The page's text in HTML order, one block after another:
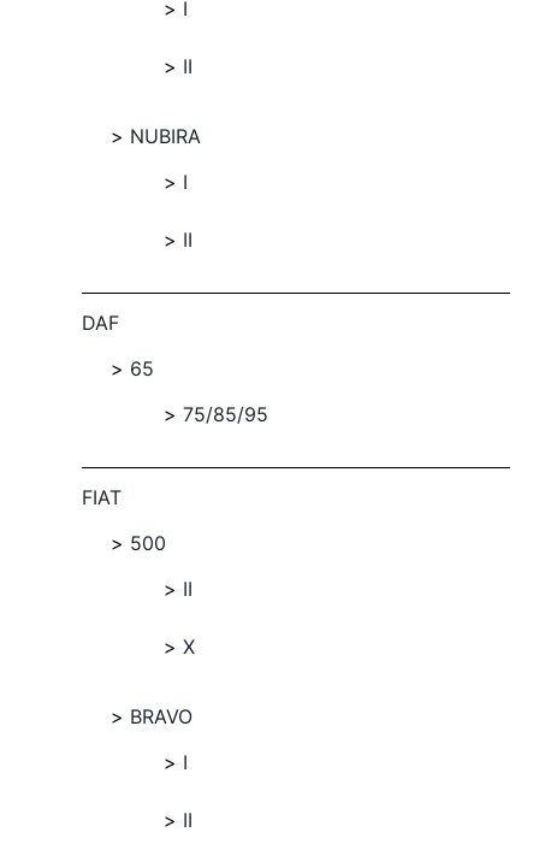
I
II
NUBIRA
I
II
DAF
65
75/85/95
FIAT
500
II
X
BRAVO
I
II